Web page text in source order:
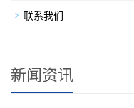
联系我们
新闻资讯